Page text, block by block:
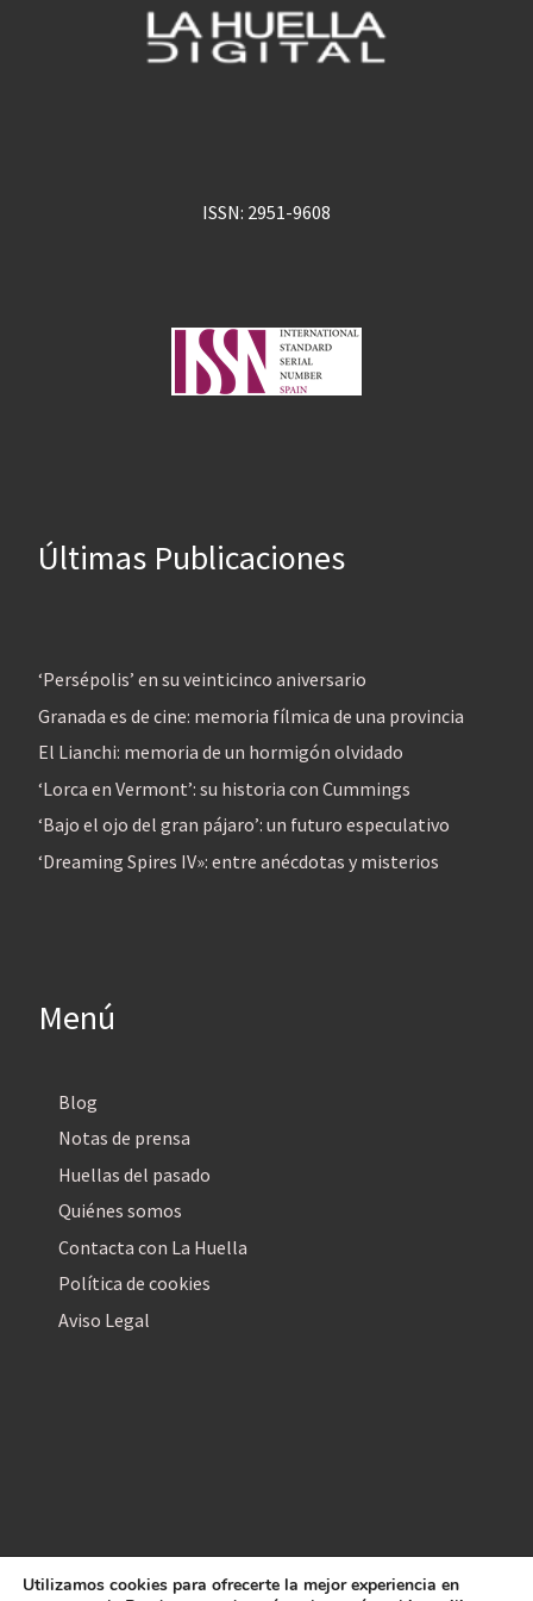
ISSN: 2951-9608
Últimas Publicaciones
‘Persépolis’ en su veinticinco aniversario
Granada es de cine: memoria fílmica de una provincia
El Lianchi: memoria de un hormigón olvidado
‘Lorca en Vermont’: su historia con Cummings
‘Bajo el ojo del gran pájaro’: un futuro especulativo
‘Dreaming Spires IV»: entre anécdotas y misterios
Menú
Blog
Notas de prensa
Huellas del pasado
Quiénes somos
Contacta con La Huella
Política de cookies
Aviso Legal
Utilizamos cookies para ofrecerte la mejor experiencia en